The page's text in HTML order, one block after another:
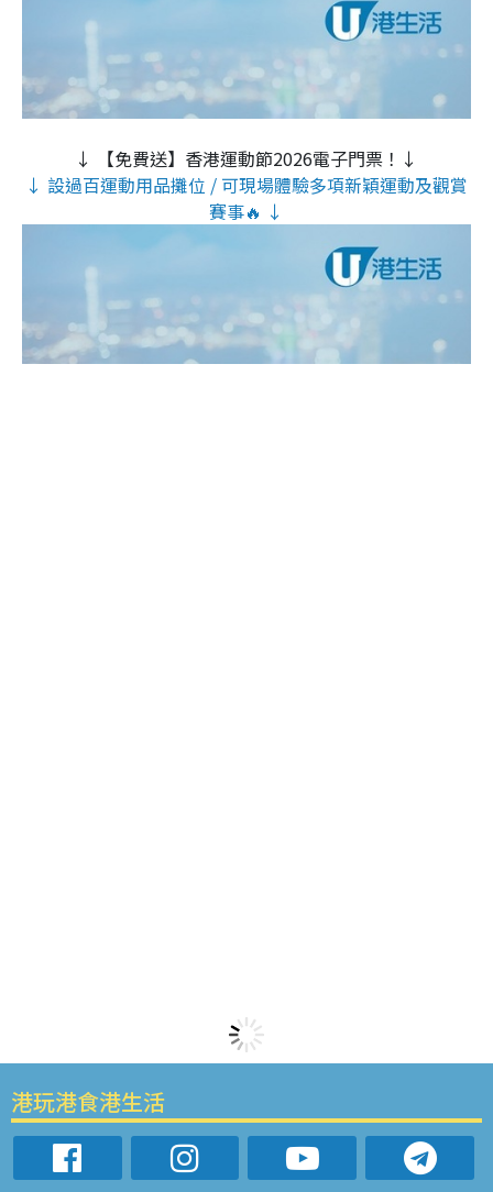
↓ 【免費送】香港運動節2026電子門票！↓
↓ 設過百運動用品攤位 / 可現場體驗多項新穎運動及觀賞
賽事🔥 ↓
港玩港食港生活